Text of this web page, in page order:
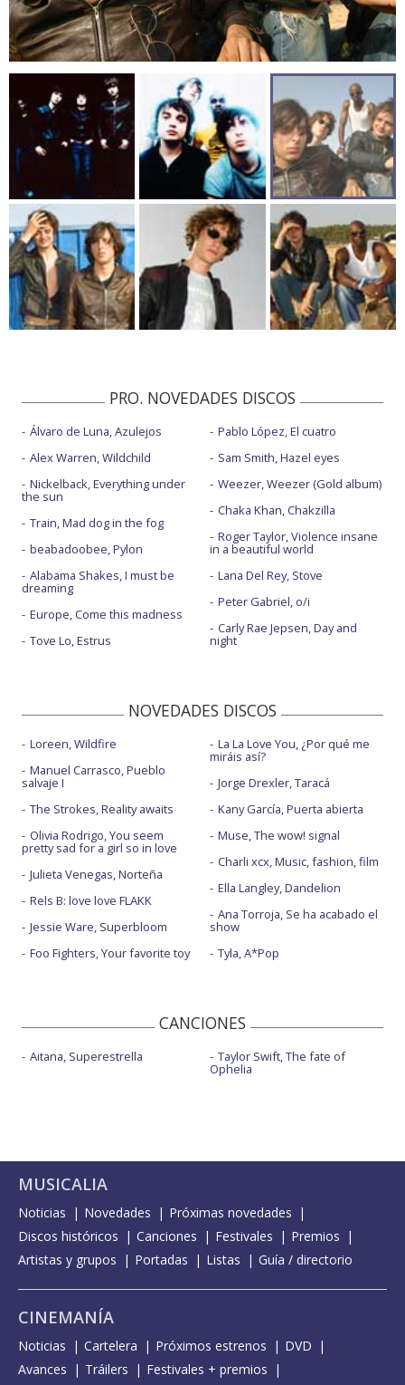
PRO. NOVEDADES DISCOS
Álvaro de Luna, Azulejos
Alex Warren, Wildchild
Nickelback, Everything under
the sun
Train, Mad dog in the fog
beabadoobee, Pylon
Alabama Shakes, I must be
dreaming
Europe, Come this madness
Tove Lo, Estrus
Pablo López, El cuatro
Sam Smith, Hazel eyes
Weezer, Weezer (Gold album)
Chaka Khan, Chakzilla
Roger Taylor, Violence insane
in a beautiful world
Lana Del Rey, Stove
Peter Gabriel, o/i
Carly Rae Jepsen, Day and
night
NOVEDADES DISCOS
Loreen, Wildfire
Manuel Carrasco, Pueblo
salvaje I
The Strokes, Reality awaits
Olivia Rodrigo, You seem
pretty sad for a girl so in love
Julieta Venegas, Norteña
Rels B: love love FLAKK
Jessie Ware, Superbloom
Foo Fighters, Your favorite toy
La La Love You, ¿Por qué me
miráis así?
Jorge Drexler, Taracá
Kany García, Puerta abierta
Muse, The wow! signal
Charli xcx, Music, fashion, film
Ella Langley, Dandelion
Ana Torroja, Se ha acabado el
show
Tyla, A*Pop
CANCIONES
Aitana, Superestrella Taylor Swift, The fate of
Ophelia
MUSICALIA
Noticias Novedades
Próximas novedades
Discos históricos
Canciones Festivales
Premios
Artistas y grupos
Portadas Listas Guía / directorio
CINEMANÍA
Noticias Cartelera Próximos estrenos
DVD
Avances
Tráilers
Festivales + premios